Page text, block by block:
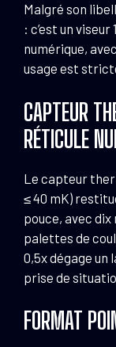
Malgré son
: c’est un
numérique,
usage est
CAPTEUR
RÉTICULE
Le capteur
≤ 40 mK)
pouce, avec
palettes de
0,5x dégage un
prise de
FORMAT